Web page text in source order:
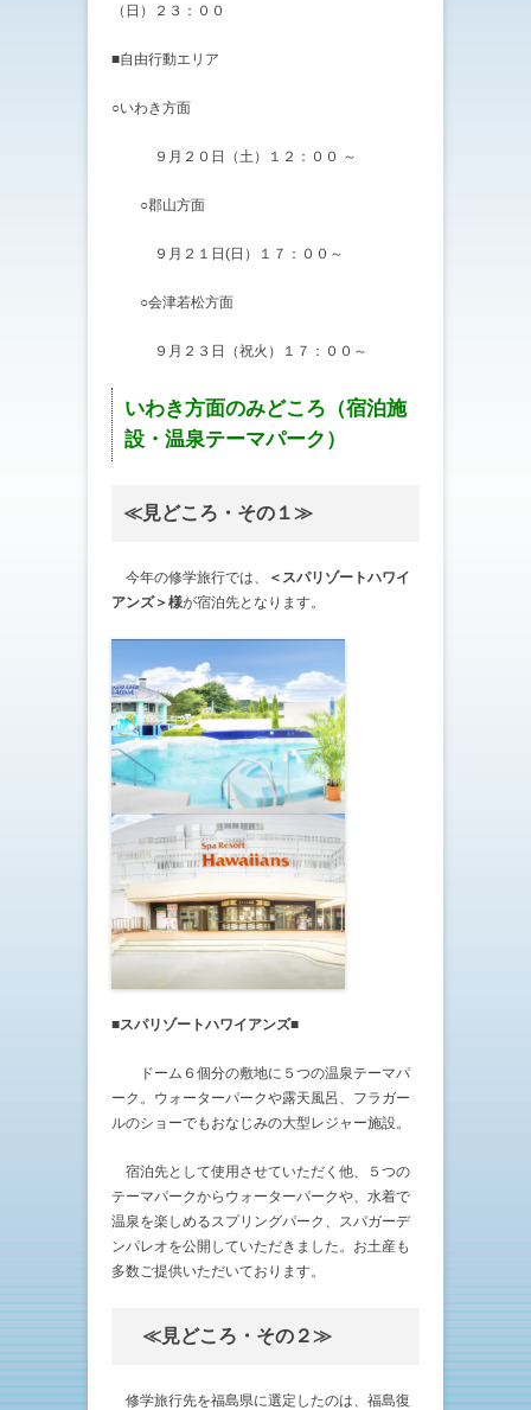
（日）２３：００
■自由行動エリア
○いわき方面
９月２０日（土）１２：００ ～
○郡山方面
９月２１日(日）１７：００～
○会津若松方面
９月２３日（祝火）１７：００～
いわき方面のみどころ（宿泊施
設・温泉テーマパーク）
≪見どころ・その１≫
今年の修学旅行では、
＜スパリゾートハワイ
アンズ＞様が宿泊先となります。
■スパリゾートハワイアンズ■
ドーム６個分の敷地に５つの温泉テーマパ
ーク。ウォーターパークや露天風呂、フラガー
ルのショーでもおなじみの大型レジャー施設。
宿泊先として使用させていただく他、５つの
テーマパークからウォーターパークや、水着で
温泉を楽しめるスプリングパーク、スパガーデ
ンパレオを公開していただきました。お土産も
多数ご提供いただいております。
≪見どころ・その２≫
修学旅行先を福島県に選定したのは、福島復